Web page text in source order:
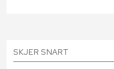
SKJER SNART